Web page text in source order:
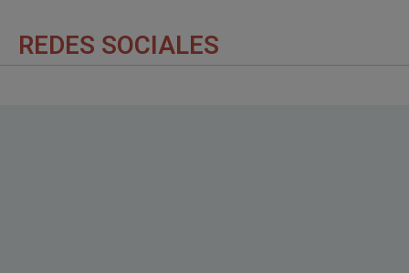
REDES SOCIALES